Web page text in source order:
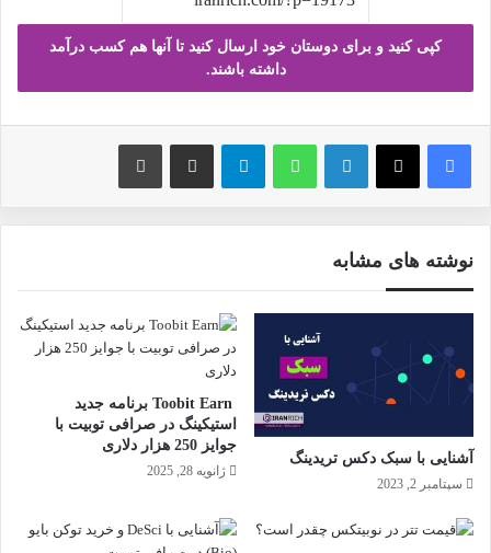
کپی کنید و برای دوستان خود ارسال کنید تا آنها هم کسب درآمد
داشته باشند.
فیس بوک X لینکدین واتس آپ تلگرام ارسال ایمیل چاپ
نوشته های مشابه
آشنایی با سبک دکس تریدینگ
سپتامبر 2, 2023
Toobit Earn برنامه جدید
استیکینگ در صرافی توبیت با
جوایز 250 هزار دلاری
ژانویه 28, 2025